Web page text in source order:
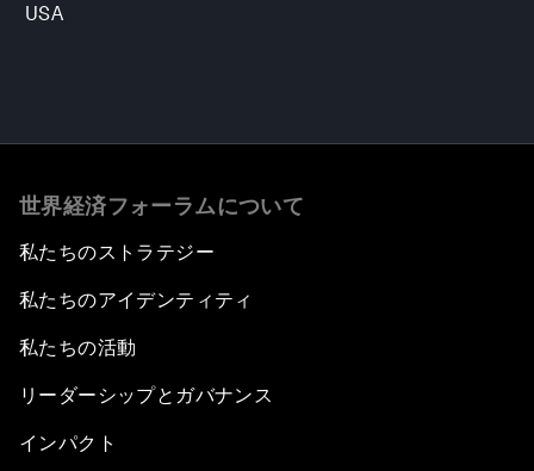
USA
世界経済フォーラムについて
私たちのストラテジー
私たちのアイデンティティ
私たちの活動
リーダーシップとガバナンス
インパクト